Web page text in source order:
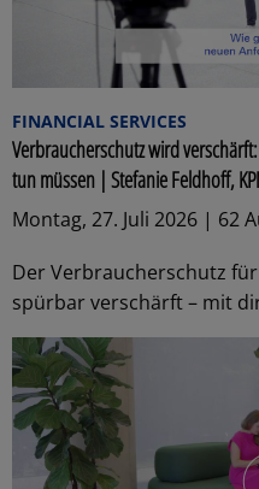
FINANCIAL SERVICES
Verbraucherschutz wird
tun müssen | Stefanie Feldhoff,
Montag, 27. Juli 2026 | 62
Der Verbraucherschutz
spürbar verschärft – mit